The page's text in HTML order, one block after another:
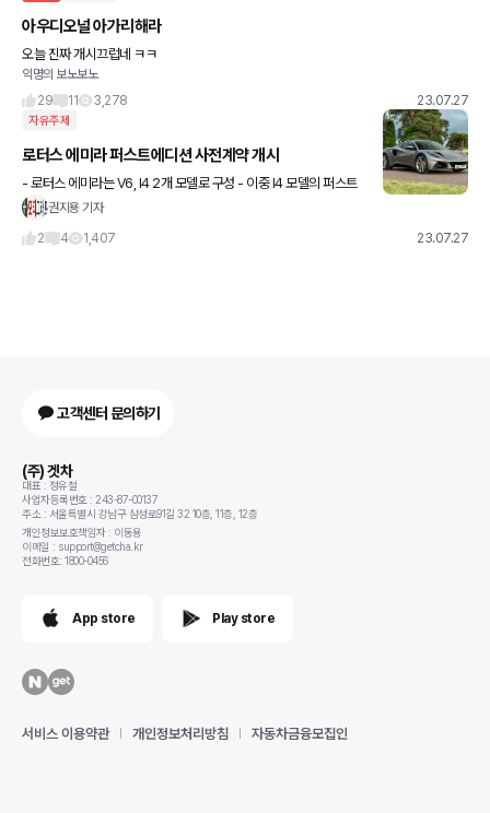
아우디오널 아가리해라
오늘 진짜 개시끄럽네 ㅋㅋ
익명의 보노보노
29
11 3,278 23.07.27
자유주제
로터스 에미라 퍼스트에디션 사전계약 개시
- 로터스 에미라는 V6, I4 2개 모델로 구성 - 이중 I4 모델의 퍼스트
에디션(옵션 빵빵) 사전계약 개시 - 메르세데스-AMG M139 엔진.
권지용 기자
2
4 1,407 23.07.27
고객센터 문의하기
(주) 겟차
대표 : 정유철
사업자등록번호 : 243-87-00137
주소 : 서울특별시 강남구 삼성로91길 32 10층, 11층, 12층
개인정보보호책임자 : 이동용
이메일 : support@getcha.kr
전화번호: 1800-0456
App store Play store
서비스 이용약관 개인정보처리방침 자동차금융모집인